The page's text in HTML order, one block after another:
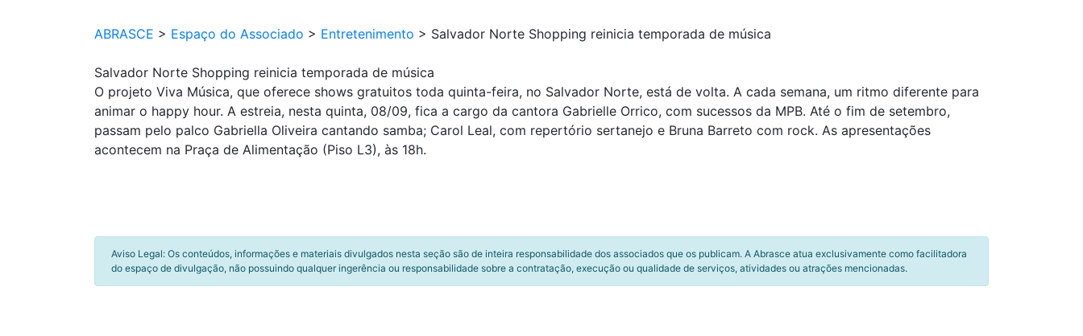
ABRASCE > Espaço do Associado > Entretenimento > Salvador Norte Shopping reinicia temporada de música
Salvador Norte Shopping reinicia temporada de música
O projeto Viva Música, que oferece shows gratuitos toda quinta-feira, no Salvador Norte, está de volta. A cada semana, um ritmo diferente para
animar o happy hour. A estreia, nesta quinta, 08/09, fica a cargo da cantora Gabrielle Orrico, com sucessos da MPB. Até o fim de setembro,
passam pelo palco Gabriella Oliveira cantando samba; Carol Leal, com repertório sertanejo e Bruna Barreto com rock. As apresentações
acontecem na Praça de Alimentação (Piso L3), às 18h.
Aviso Legal: Os conteúdos, informações e materiais divulgados nesta seção são de inteira responsabilidade dos associados que os publicam. A Abrasce atua exclusivamente como facilitadora
do espaço de divulgação, não possuindo qualquer ingerência ou responsabilidade sobre a contratação, execução ou qualidade de serviços, atividades ou atrações mencionadas.